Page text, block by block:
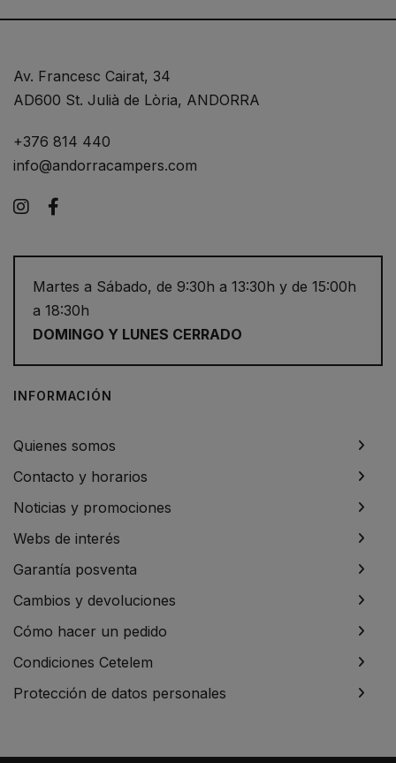
Av. Francesc Cairat, 34
AD600 St. Julià de Lòria, ANDORRA
+376 814 440
info@andorracampers.com
Instagram
Martes a Sábado, de 9:30h a 13:30h y de 15:00h
a 18:30h
DOMINGO Y LUNES CERRADO
INFORMACIÓN
Quienes somos
Contacto y horarios
Noticias y promociones
Webs de interés
Garantía posventa
Cambios y devoluciones
Cómo hacer un pedido
Condiciones Cetelem
Protección de datos personales